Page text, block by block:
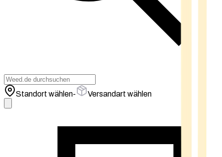
Standort wählen- Versandart wählen